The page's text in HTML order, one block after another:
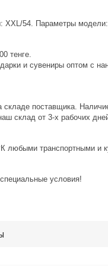
XXL/54. Параметры
тенге.
и сувениры оптом с
складе поставщика.
склад от 3-x рабочих
любыми транспортными и
условия!